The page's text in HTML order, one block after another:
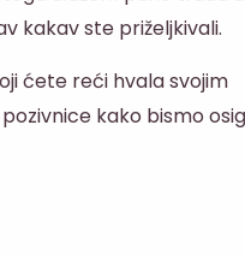
kakav ste priželjkivali.
ćete reći hvala svojim
kako bismo